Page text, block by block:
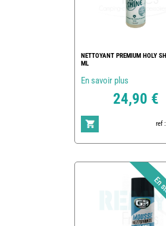
NETTOYANT PREMIUM HOLY
ML
En savoir plus
24,90 €
ref